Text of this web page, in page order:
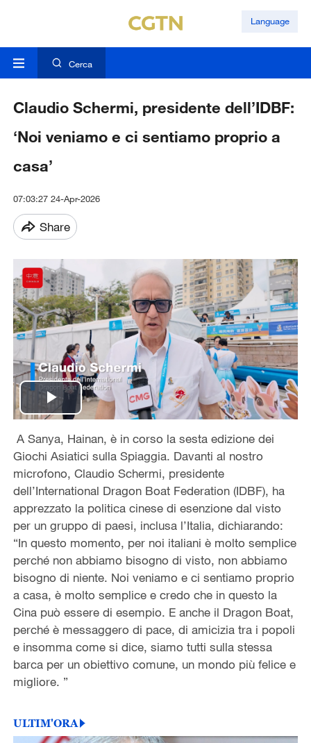
Language
Cerca
Claudio Schermi, presidente dell’IDBF:
‘Noi veniamo e ci sentiamo proprio a
casa’
07:03:27 24-Apr-2026
Share
Play
Video
A Sanya, Hainan, è in corso la sesta edizione dei
Giochi Asiatici sulla Spiaggia. Davanti al nostro
microfono, Claudio Schermi, presidente
dell’International Dragon Boat Federation (IDBF), ha
apprezzato la politica cinese di esenzione dal visto
per un gruppo di paesi, inclusa l’Italia, dichiarando:
“In questo momento, per noi italiani è molto semplice
perché non abbiamo bisogno di visto, non abbiamo
bisogno di niente. Noi veniamo e ci sentiamo proprio
a casa, è molto semplice e credo che in questo la
Cina può essere di esempio. E anche il Dragon Boat,
perché è messaggero di pace, di amicizia tra i popoli
e insomma come si dice, siamo tutti sulla stessa
barca per un obiettivo comune, un mondo più felice e
migliore. ”
ULTIM'ORA